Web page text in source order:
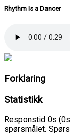
Rhythm Is a Dancer
Forklaring
Statistikk
Responstid 0s
spørsmålet.